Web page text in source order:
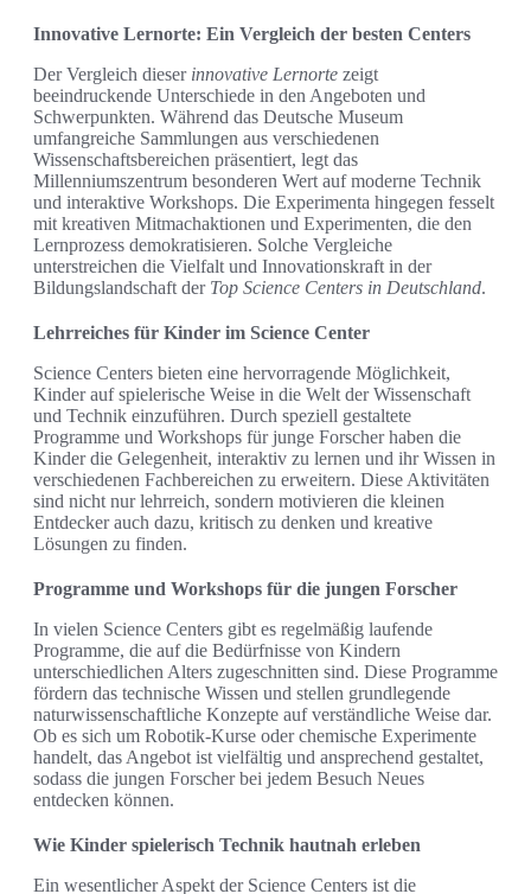
Innovative Lernorte: Ein Vergleich der besten Centers
Der Vergleich dieser innovative Lernorte zeigt
beeindruckende Unterschiede in den Angeboten und
Schwerpunkten. Während das Deutsche Museum
umfangreiche Sammlungen aus verschiedenen
Wissenschaftsbereichen präsentiert, legt das
Millenniumszentrum besonderen Wert auf moderne Technik
und interaktive Workshops. Die Experimenta hingegen fesselt
mit kreativen Mitmachaktionen und Experimenten, die den
Lernprozess demokratisieren. Solche Vergleiche
unterstreichen die Vielfalt und Innovationskraft in der
Bildungslandschaft der Top Science Centers in Deutschland.
Lehrreiches für Kinder im Science Center
Science Centers bieten eine hervorragende Möglichkeit,
Kinder auf spielerische Weise in die Welt der Wissenschaft
und Technik einzuführen. Durch speziell gestaltete
Programme und Workshops für junge Forscher haben die
Kinder die Gelegenheit, interaktiv zu lernen und ihr Wissen in
verschiedenen Fachbereichen zu erweitern. Diese Aktivitäten
sind nicht nur lehrreich, sondern motivieren die kleinen
Entdecker auch dazu, kritisch zu denken und kreative
Lösungen zu finden.
Programme und Workshops für die jungen Forscher
In vielen Science Centers gibt es regelmäßig laufende
Programme, die auf die Bedürfnisse von Kindern
unterschiedlichen Alters zugeschnitten sind. Diese Programme
fördern das technische Wissen und stellen grundlegende
naturwissenschaftliche Konzepte auf verständliche Weise dar.
Ob es sich um Robotik-Kurse oder chemische Experimente
handelt, das Angebot ist vielfältig und ansprechend gestaltet,
sodass die jungen Forscher bei jedem Besuch Neues
entdecken können.
Wie Kinder spielerisch Technik hautnah erleben
Ein wesentlicher Aspekt der Science Centers ist die